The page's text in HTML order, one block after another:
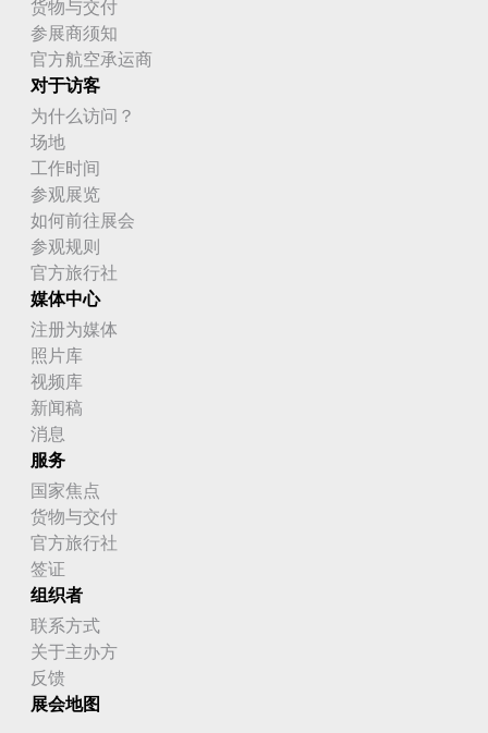
货物与交付
参展商须知
官方航空承运商
对于访客
为什么访问？
场地
工作时间
参观展览
如何前往展会
参观规则
官方旅行社
媒体中心
注册为媒体
照片库
视频库
新闻稿
消息
服务
国家焦点
货物与交付
官方旅行社
签证
组织者
联系方式
关于主办方
反馈
展会地图